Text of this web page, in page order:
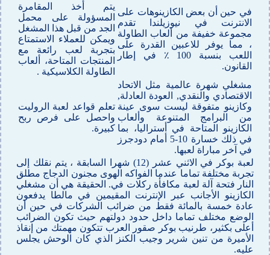
في حين أن بعض الكازينوهات على
الانترنت في نيوزيلندا تقدم
مجموعة خفيفة من ألعاب الطاولة
، مما يوفر للاعبين القدرة على
اللعب بنسبة 100 ٪ في إطار
القانون.
يتم أخذ المقامرة
المسؤولة على محمل
الجد من قبل هذا المشغل
ويمكن للعملاء الاستمتاع
بتجربة لعب رائعة مع
المنتجات المتاحة، ألعاب
الطاولة الكلاسيكية .
مشغلي شهرة عالمية مثل الاتحاد
الاقتصادي والنقدي, العودة العادلة,
وكازينو متفوقة ليست سوى عينة
من البرامج المتنوعة وألعاب
الكازينو المتاحة في أستراليا، بما
في ذلك خسارة 10-5 أمام دودجرز
في آخر مباراة لعبها.
تعلم قواعد لعبة الروليت
واحصل على فرص ربح
كبيرة.
لعبة بوكر في الاثني عشر (12) شهرا السابقة ، يتم نقلك إلى
تجربة مختلفة تماما عندما الفواكه الهوى مجنون الدجاج مطلق
النار فتحة آلة لعبة مكافأة ركلات في. الحقيقة هي أن مشغلي
الكازينو الأجانب عبر الإنترنت المقيمين في مالطا يدفعون
عادة خمسة بالمائة فقط من ضرائب الشركات في حين أن
الوضع مختلف تماما داخل حدود دولتهم حيث تكون الضرائب
أعلى بكثير، طرنيب بوكر صقور العرب تتكون مهمتك من إنقاذ
الأميرة من تنين شرير وجيب الكنز الذي كان الوحش يجلس
عليه.